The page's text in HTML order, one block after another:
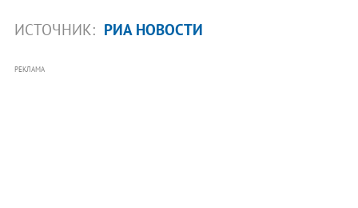
ИСТОЧНИК: РИА НОВОСТИ
РЕКЛАМА